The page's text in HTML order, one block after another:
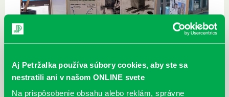
Aj Petržalka používa súbory cookies, aby ste sa
nestratili ani v našom ONLINE svete
Na prispôsobenie obsahu alebo reklám, správne